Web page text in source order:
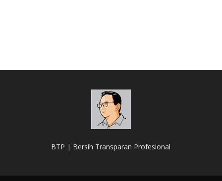
BTP | Bersih Transparan Profesional